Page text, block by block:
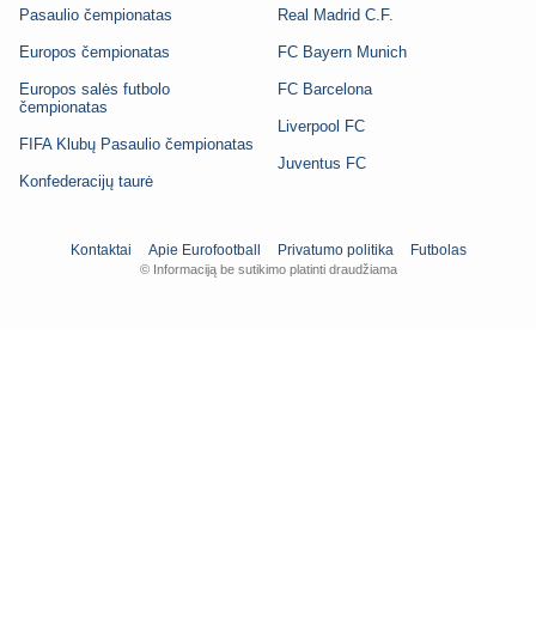
Pasaulio čempionatas
Europos čempionatas
Europos salės futbolo
čempionatas
FIFA Klubų Pasaulio čempionatas
Konfederacijų taurė
Real Madrid C.F.
FC Bayern Munich
FC Barcelona
Liverpool FC
Juventus FC
Kontaktai Apie Eurofootball Privatumo politika Futbolas
© Informaciją be sutikimo platinti draudžiama